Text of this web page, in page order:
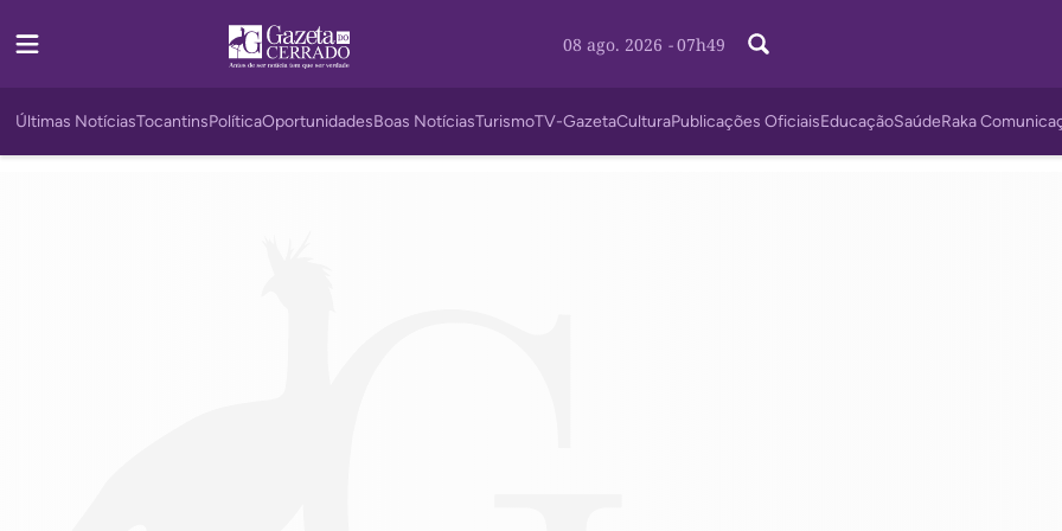
08 ago. 2026 - 07h49
Últimas NotíciasTocantinsPolíticaOportunidadesBoas NotíciasTurismoTV-GazetaCulturaPublicações OficiaisEducaçãoSaúdeRaka